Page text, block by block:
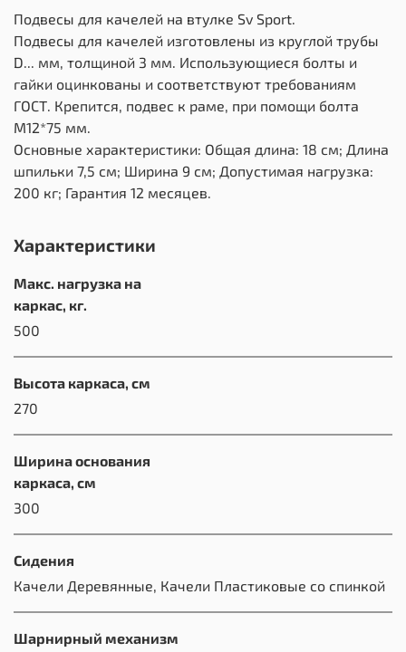
Подвесы для качелей на втулке Sv Sport.
Подвесы для качелей изготовлены из круглой трубы
D... мм, толщиной 3 мм. Использующиеся болты и
гайки оцинкованы и соответствуют требованиям
ГОСТ. Крепится, подвес к раме, при помощи болта
М12*75 мм.
Основные характеристики: Общая длина: 18 см; Длина
шпильки 7,5 см; Ширина 9 см; Допустимая нагрузка:
200 кг; Гарантия 12 месяцев.
Характеристики
Макс. нагрузка на
каркас, кг.
500
Высота каркаса, см
270
Ширина основания
каркаса, см
300
Сидения
Качели Деревянные, Качели Пластиковые со спинкой
Шарнирный механизм